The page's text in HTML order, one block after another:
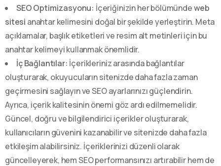
SEO Optimizasyonu: İçeriğinizin her bölümündeweb
sitesi anahtar kelimesini doğal bir şekilde yerleştirin. Meta
açıklamalar, başlık etiketleri ve resim alt metinleri için bu
anahtar kelimeyi kullanmak önemlidir.
İç Bağlantılar: İçerikleriniz arasında bağlantılar
oluşturarak, okuyucuların sitenizde daha fazla zaman
geçirmesini sağlayın ve SEO ayarlarınızı güçlendirin.
Ayrıca, içerik kalitesinin önemi göz ardı edilmemelidir.
Güncel, doğru ve bilgilendirici içerikler oluşturarak,
kullanıcıların güvenini kazanabilir ve sitenizde daha fazla
etkileşim alabilirsiniz. İçeriklerinizi düzenli olarak
güncelleyerek, hem SEO performansınızı artırabilir hem de